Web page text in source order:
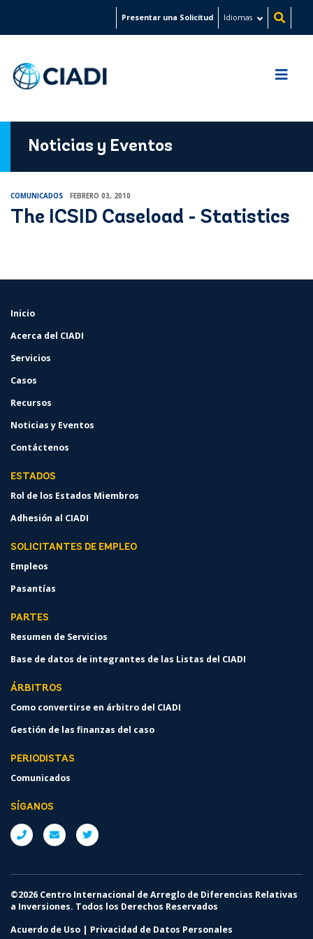
Presentar una Solicitud Idiomas
Noticias y Eventos
COMUNICADOS FEBRERO 03, 2010
The ICSID Caseload - Statistics
FOOTER
Inicio
Acerca del CIADI
Servicios
Casos
Recursos
Noticias y Eventos
Contáctenos
ESTADOS
Rol de los Estados Miembros
Adhesión al CIADI
SOLICITANTES DE EMPLEO
Empleos
Pasantías
PARTES
Resumen de Servicios
Base de datos de integrantes de las Listas del CIADI
ÁRBITROS
Como convertirse en árbitro del CIADI
Gestión de las finanzas del caso
PERIODISTAS
Comunicados
SÍGANOS
©2026 Centro Internacional de Arreglo de Diferencias Relativas
a Inversiones. Todos los Derechos Reservados
Acuerdo de Uso | Privacidad de Datos Personales